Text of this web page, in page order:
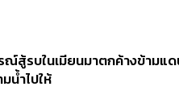
สู้รบในเมียนมาตกค้างข้ามแ
น้ำไปให้